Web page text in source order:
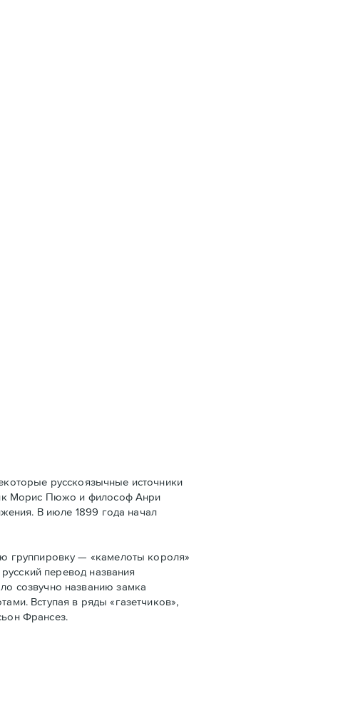
русскоязычные источники
Морис Пюжо и философ Анри
В июле 1899 года начал
группировку — «камелоты короля»
перевод названия
созвучно названию замка
Вступая в ряды «газетчиков»,
Франсез.